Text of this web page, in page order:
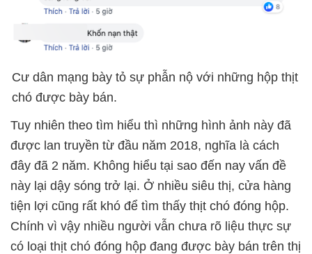
Cư dân mạng bày tỏ sự phẫn nộ với những hộp thịt
chó được bày bán.
Tuy nhiên theo tìm hiểu thì những hình ảnh này đã
được lan truyền từ đầu năm 2018, nghĩa là cách
đây đã 2 năm. Không hiểu tại sao đến nay vấn đề
này lại dậy sóng trở lại. Ở nhiều siêu thị, cửa hàng
tiện lợi cũng rất khó để tìm thấy thịt chó đóng hộp.
Chính vì vậy nhiều người vẫn chưa rõ liệu thực sự
có loại thịt chó đóng hộp đang được bày bán trên thị